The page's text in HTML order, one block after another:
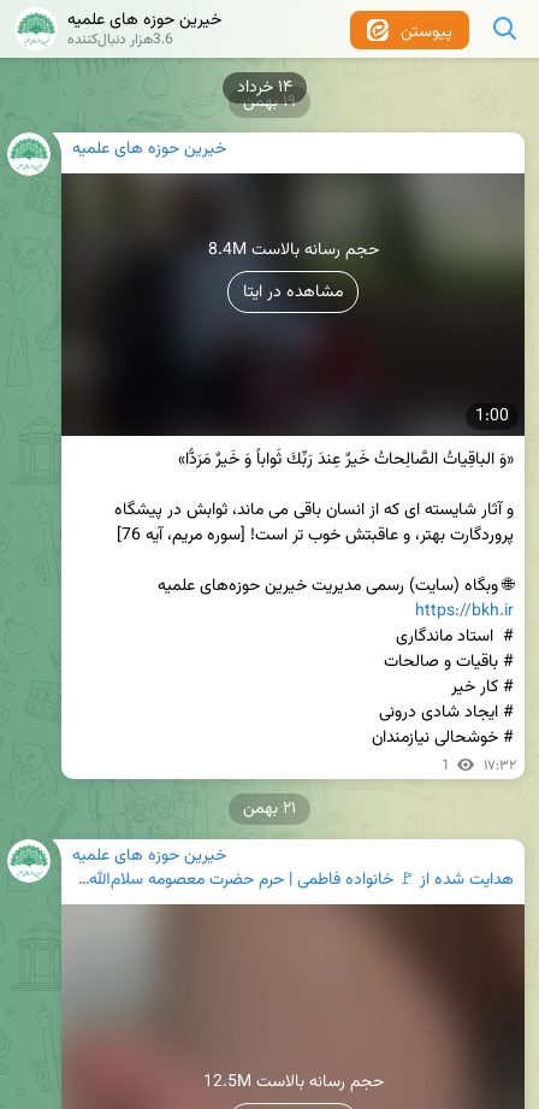
پیوستن خیرین حوزه های علمیه
3.6هزار دنبال‌کننده
خیرین حوزه های علمیه
1:00
8.4M حجم رسانه بالاست
مشاهده در ایتا
🌐 وبگاه (سایت) رسمی مدیریت خیرین حوزه‌های علمیه
https://bkh.ir
# خوشحالی نیازمندان
1 ۱۷:۳۲
۱۹ بهمن
خیرین حوزه های علمیه
هدایت شده از
🚩 خانواده فاطمی | حرم حضرت معصومه سلام‌الله‌علیها
12.5M حجم رسانه بالاست
۲۱ بهمن